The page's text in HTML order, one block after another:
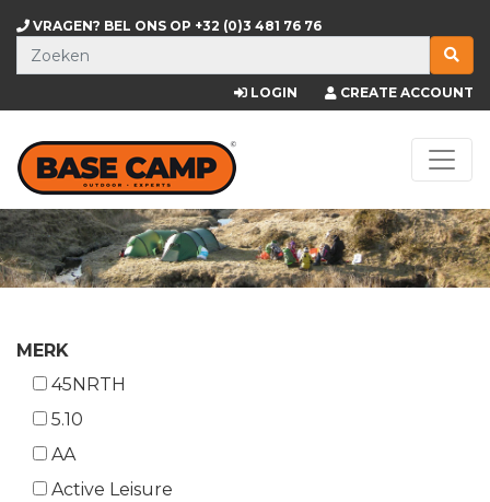
VRAGEN? BEL ONS OP +32 (0)3 481 76 76
LOGIN CREATE ACCOUNT
MERK
45NRTH
5.10
AA
Active Leisure